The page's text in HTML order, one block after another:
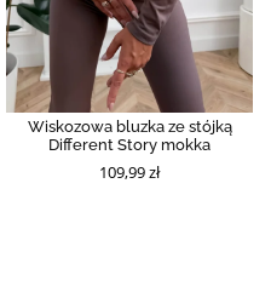
Wiskozowa bluzka ze stójką
Different Story mokka
109,99 zł